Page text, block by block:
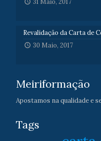
31 Maio, 2017
Revalidação da Carta de
30 Maio, 2017
Meiriformação
Apostamos na qualidade e
Tags